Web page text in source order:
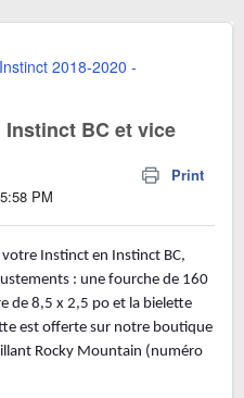
Instinct 2018-2020 -
BC et vice
Print
PM
Instinct en Instinct BC,
: une fourche de 160
de 8,5 x 2,5 po et la bielette
est offerte sur notre boutique
Rocky Mountain (numéro